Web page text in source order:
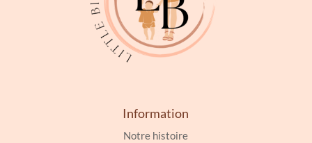
Information
Notre histoire